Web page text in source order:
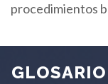
procedimientos
GLOSARIO